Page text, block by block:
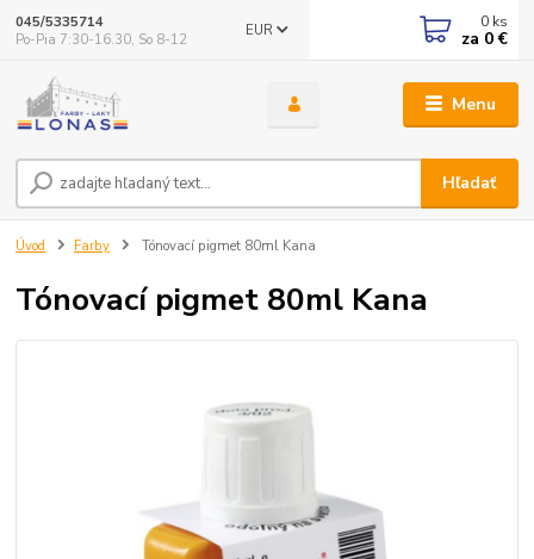
Menu
EUR
Hľadať
045/5335714
Po-Pia 7:30-16.30, So 8-12
0 ks
za 0 €
Úvod Farby Tónovací pigmet 80ml Kana
Tónovací pigmet 80ml Kana